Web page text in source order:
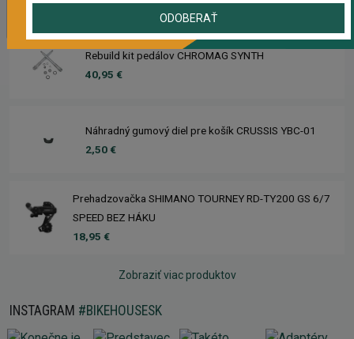
Rebuild kit pedálov CHROMAG SYNTH
40,95 €
Náhradný gumový diel pre košík CRUSSIS YBC-01
2,50 €
Prehadzovačka SHIMANO TOURNEY RD-TY200 GS 6/7
SPEED BEZ HÁKU
18,95 €
Zobraziť viac produktov
INSTAGRAM #BIKEHOUSESK
ODOBERAŤ